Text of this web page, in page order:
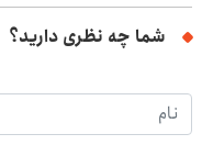
شما چه نظری دارید؟